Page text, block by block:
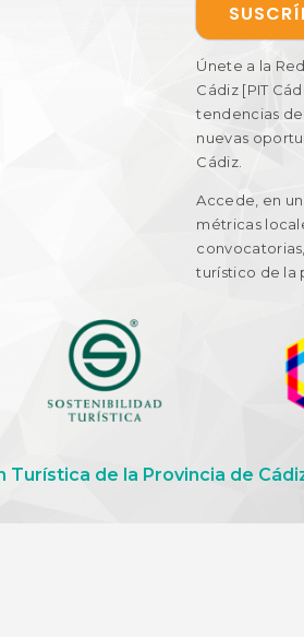
Únete a la
Cádiz [PIT
tendencias
nuevas
Cádiz.
Accede, en
métricas
turístico de la
de la Provincia de